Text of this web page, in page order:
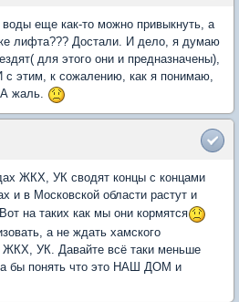
еще как-то можно привыкнуть, а
лифта??? Достали. И дело, я думаю
для этого они и предназначены),
с этим, к сожалению, как я понимаю,
жаль.
ЖКХ, УК сводят концы с концами
и в Московской области растут и
на таких как мы они кормятся
а не ждать хамского
ЖКХ, УК. Давайте всё таки меньше
бы понять что это НАШ ДОМ и